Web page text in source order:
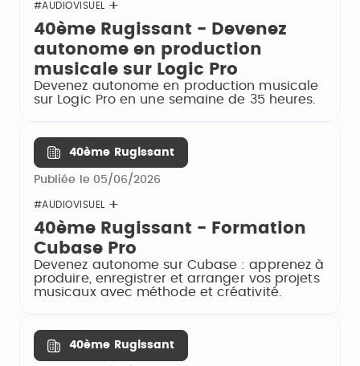
#AUDIOVISUEL
40ème Rugissant - Devenez
autonome en production
musicale sur Logic Pro
Devenez autonome en production musicale
sur Logic Pro en une semaine de 35 heures.
40ème Rugissant
Publiée le 05/06/2026
#AUDIOVISUEL
40ème Rugissant - Formation
Cubase Pro
Devenez autonome sur Cubase : apprenez à
produire, enregistrer et arranger vos projets
musicaux avec méthode et créativité.
40ème Rugissant